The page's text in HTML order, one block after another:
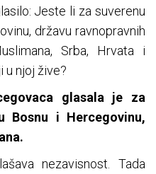
Jeste li za suverenu
državu ravnopravnih
Srba, Hrvata i
u njoj žive?
glasala je za
Bosnu i Hercegovinu,
nezavisnost. Tada